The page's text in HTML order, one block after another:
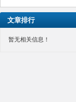
产交货
文章排行
暂无相关信息！